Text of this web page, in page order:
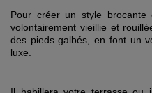
Pour créer un style
volontairement vieillie et
des pieds galbés, en font un
luxe.